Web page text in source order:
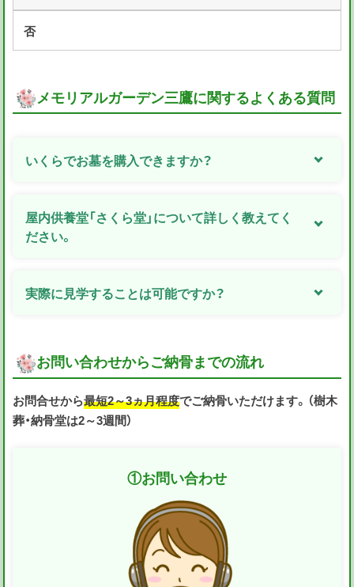
否
メモリアルガーデン三鷹に関するよくある質問
いくらでお墓を購入できますか？
屋内供養堂「さくら堂」について詳しく教えてく
ださい。
実際に見学することは可能ですか？
お問い合わせからご納骨までの流れ
お問合せから最短2～3ヵ月程度でご納骨いただけます。（樹木
葬・納骨堂は2～3週間）
①お問い合わせ